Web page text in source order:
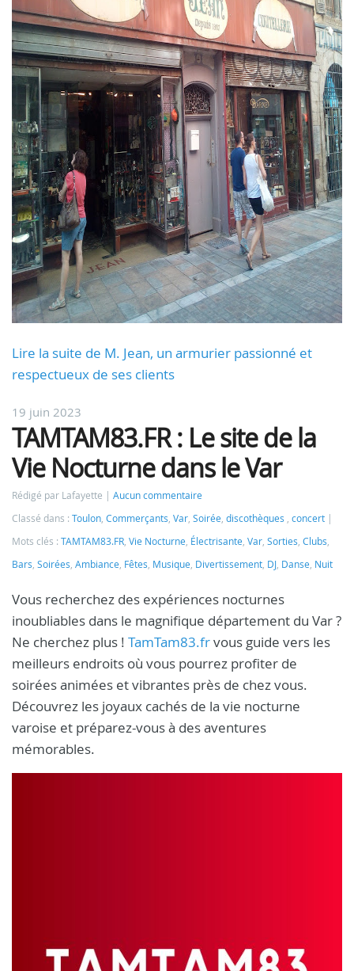
Lire la suite de M. Jean, un armurier passionné et
respectueux de ses clients
19 juin 2023
TAMTAM83.FR : Le site de la
Vie Nocturne dans le Var
Rédigé par Lafayette
Aucun commentaire
Classé dans : Toulon, Commerçants, Var, Soirée, discothèques , concert
Mots clés : TAMTAM83.FR, Vie Nocturne, Électrisante, Var, Sorties, Clubs,
Bars, Soirées, Ambiance, Fêtes, Musique, Divertissement, DJ, Danse, Nuit
Vous recherchez des expériences nocturnes
inoubliables dans le magnifique département du Var ?
Ne cherchez plus ! TamTam83.frvous guide vers les
meilleurs endroits où vous pourrez profiter de
soirées animées et vibrantes près de chez vous.
Découvrez les joyaux cachés de la vie nocturne
varoise et préparez-vous à des aventures
mémorables.